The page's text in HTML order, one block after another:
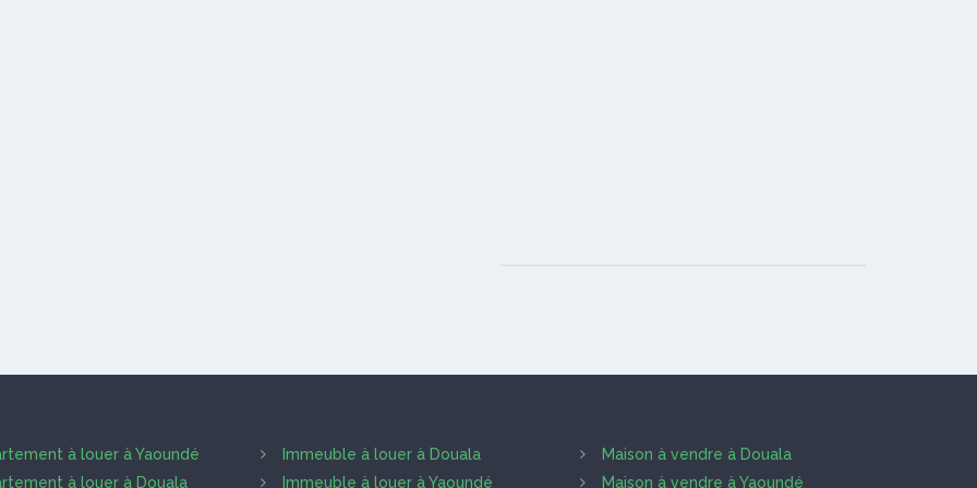
à louer à Yaoundé
à louer à Douala
Immeuble à louer à Douala
Immeuble à louer à Yaoundé
Maison à vendre à Douala
Maison à vendre à Yaoundé